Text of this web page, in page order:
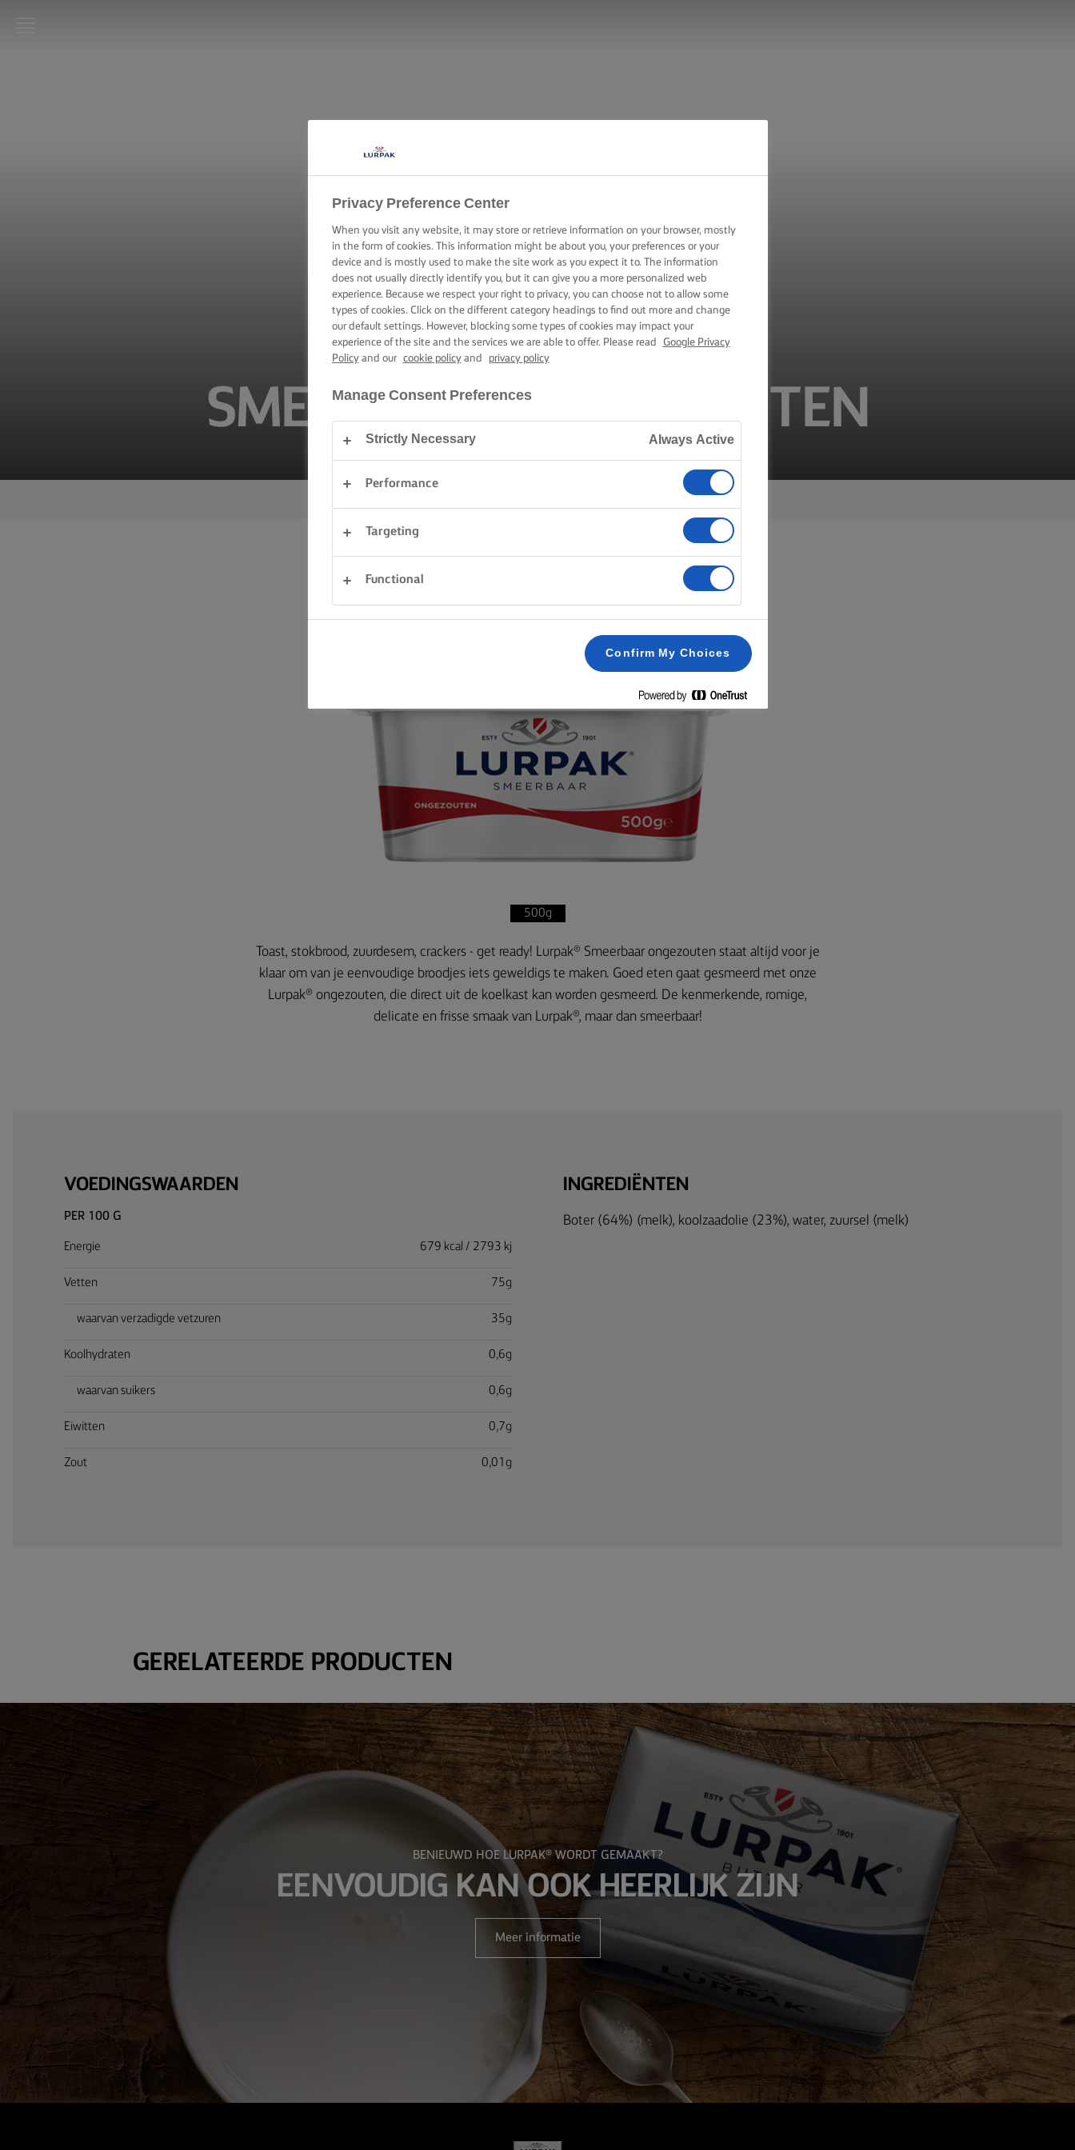
LURPAK®
SMEERBAAR ONGEZOUTEN
DAT GAAT GESMEERD
500g
Toast, stokbrood, zuurdesem, crackers - get ready! Lurpak® Smeerbaar ongezouten staat altijd voor je
klaar om van je eenvoudige broodjes iets geweldigs te maken. Goed eten gaat gesmeerd met onze
Lurpak® ongezouten, die direct uit de koelkast kan worden gesmeerd. De kenmerkende, romige,
delicate en frisse smaak van Lurpak®, maar dan smeerbaar!
VOEDINGSWAARDEN
PER 100 G
Energie 679 kcal / 2793 kj
Vetten 75g
waarvan verzadigde vetzuren 35g
Koolhydraten 0,6g
waarvan suikers 0,6g
Eiwitten 0,7g
Zout 0,01g
INGREDIËNTEN
Boter (64%) (melk), koolzaadolie (23%), water, zuursel (melk)
GERELATEERDE PRODUCTEN
BENIEUWD HOE LURPAK® WORDT GEMAAKT?
​EENVOUDIG KAN OOK HEERLIJK ZIJN
Meer informatie
Privacy Preference Center
When you visit any website, it may store or retrieve information on your browser, mostly
in the form of cookies. This information might be about you, your preferences or your
device and is mostly used to make the site work as you expect it to. The information
does not usually directly identify you, but it can give you a more personalized web
experience. Because we respect your right to privacy, you can choose not to allow some
types of cookies. Click on the different category headings to find out more and change
our default settings. However, blocking some types of cookies may impact your
experience of the site and the services we are able to offer. Please read
Google Privacy
Policyand our cookie policyand privacy policy
Manage Consent Preferences
Strictly Necessary Always Active
Performance
Targeting
Functional
Confirm My Choices